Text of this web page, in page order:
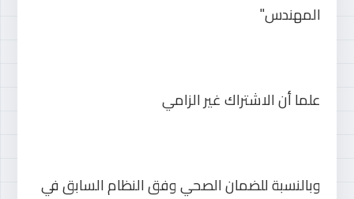
المهندس"
علما أن الاشتراك غير الزامي